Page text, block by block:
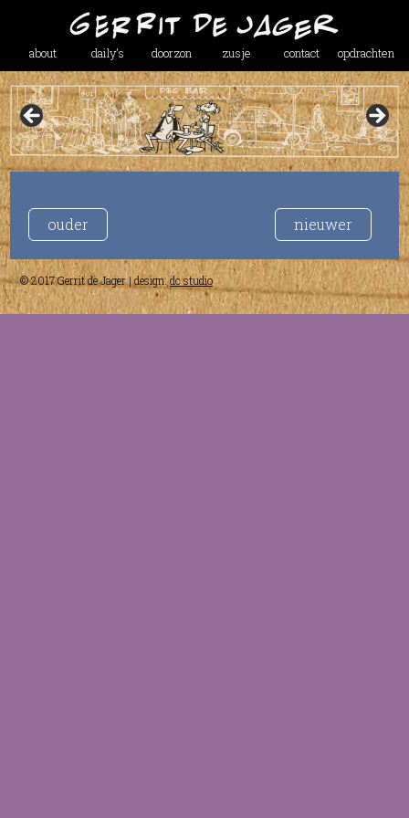
about daily’s doorzon zusje contact opdrachten
ouder nieuwer
© 2017 Gerrit de Jager | design:dc studio